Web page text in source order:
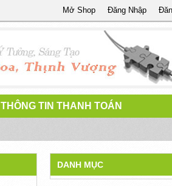
Đăng Nhập
Mở Shop
THÔNG TIN THANH TOÁN
DANH MỤC